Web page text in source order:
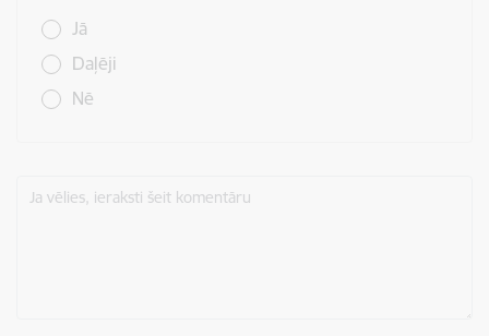
Jā
Daļēji
Nē
Ja vēlies, ieraksti šeit komentāru